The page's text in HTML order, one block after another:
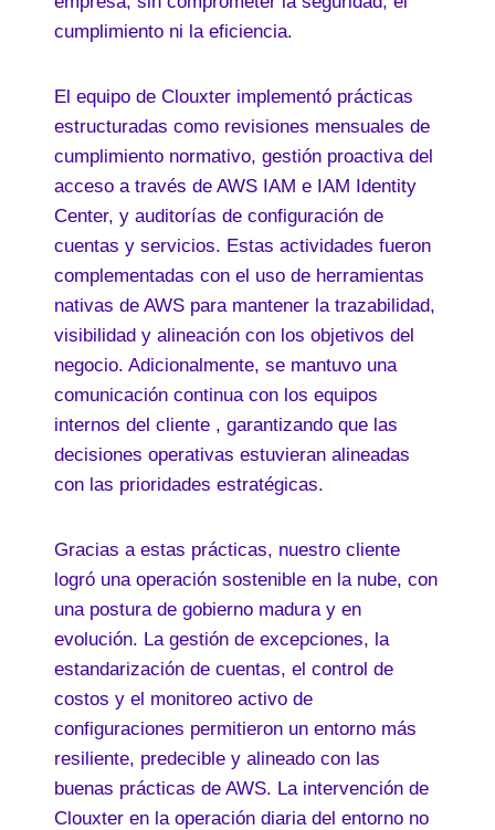
cumplimiento ni la eficiencia.
El equipo de Clouxter implementó prácticas
estructuradas como revisiones mensuales de
cumplimiento normativo, gestión proactiva del
acceso a través de AWS IAM e IAM Identity
Center, y auditorías de configuración de
cuentas y servicios. Estas actividades fueron
complementadas con el uso de herramientas
nativas de AWS para mantener la trazabilidad,
visibilidad y alineación con los objetivos del
negocio. Adicionalmente, se mantuvo una
comunicación continua con los equipos
internos del cliente , garantizando que las
decisiones operativas estuvieran alineadas
con las prioridades estratégicas.
Gracias a estas prácticas, nuestro cliente
logró una operación sostenible en la nube, con
una postura de gobierno madura y en
evolución. La gestión de excepciones, la
estandarización de cuentas, el control de
costos y el monitoreo activo de
configuraciones permitieron un entorno más
resiliente, predecible y alineado con las
buenas prácticas de AWS. La intervención de
Clouxter en la operación diaria del entorno no